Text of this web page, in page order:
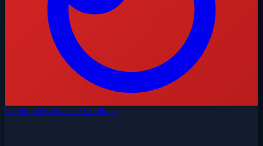
IncêndioSistemas de Combate